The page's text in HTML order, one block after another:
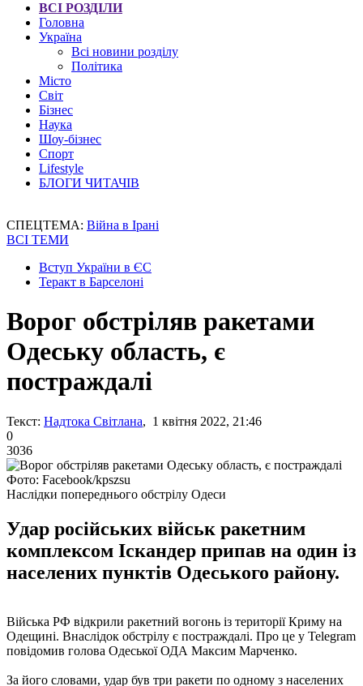
ВСІ РОЗДІЛИ
Головна
Україна
Всі новини розділу
Політика
Місто
Світ
Бізнес
Наука
Шоу-бізнес
Спорт
Lifestyle
БЛОГИ ЧИТАЧІВ
СПЕЦТЕМА: Війна в Ірані
ВСІ ТЕМИ
Вступ України в ЄС
Теракт в Барселоні
Ворог обстріляв ракетами
Одеську область, є
постраждалі
Текст: Надтока Світлана, 1 квітня 2022, 21:46
0
3036
Фото: Facebook/kpszsu
Наслідки попереднього обстрілу Одеси
Удар російських військ ракетним
комплексом Іскандер припав на один із
населених пунктів Одеського району.
Війська РФ відкрили ракетний вогонь із території Криму на
Одещині. Внаслідок обстрілу є постраждалі. Про це у Telegram
повідомив голова Одеської ОДА Максим Марченко.
За його словами, удар був три ракети по одному з населених